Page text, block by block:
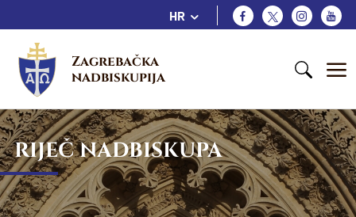
HR
Zagrebačka
nadbiskupija
RIJEČ NADBISKUPA